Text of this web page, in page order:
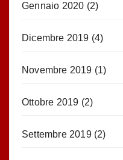
Gennaio 2020 (2)
Dicembre 2019 (4)
Novembre 2019 (1)
Ottobre 2019 (2)
Settembre 2019(2)